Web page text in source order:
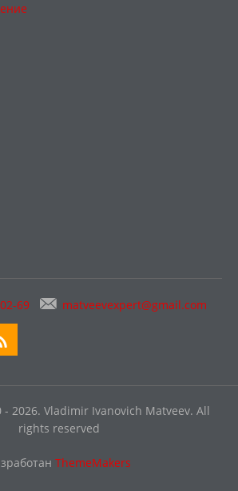
69 matveevexpert@gmail.com
2026. Vladimir Ivanovich Matveev. All
rights reserved
ThemeMakers